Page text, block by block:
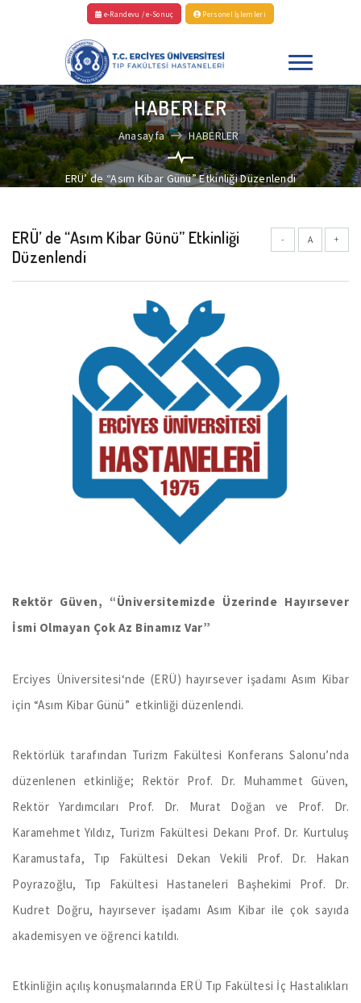
e-Randevu / e-Sonuç Personel İşlemleri
HABERLER
Anasayfa HABERLER
ERÜ’ de “Asım Kibar Günü” Etkinliği Düzenlendi
- A +
ERÜ’ de “Asım Kibar Günü” Etkinliği
Düzenlendi
Rektör Güven, “Üniversitemizde Üzerinde Hayırsever
İsmi Olmayan Çok Az Binamız Var”
Erciyes Üniversitesi‘nde (ERÜ) hayırsever işadamı Asım Kibar
için “Asım Kibar Günü” etkinliği düzenlendi.
Rektörlük tarafından Turizm Fakültesi Konferans Salonu’nda
düzenlenen etkinliğe; Rektör Prof. Dr. Muhammet Güven,
Rektör Yardımcıları Prof. Dr. Murat Doğan ve Prof. Dr.
Karamehmet Yıldız, Turizm Fakültesi Dekanı Prof. Dr. Kurtuluş
Karamustafa, Tıp Fakültesi Dekan Vekili Prof. Dr. Hakan
Poyrazoğlu, Tıp Fakültesi Hastaneleri Başhekimi Prof. Dr.
Kudret Doğru, hayırsever işadamı Asım Kibar ile çok sayıda
akademisyen ve öğrenci katıldı.
Etkinliğin açılış konuşmalarında ERÜ Tıp Fakültesi İç Hastalıkları